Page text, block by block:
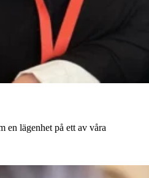
en lägenhet på ett av våra